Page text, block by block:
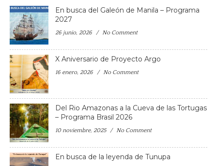
En busca del Galeón de Manila – Programa
2027
26 junio, 2026 No Comment
X Aniversario de Proyecto Argo
16 enero, 2026 No Comment
Del Rio Amazonas a la Cueva de las Tortugas
– Programa Brasil 2026
10 noviembre, 2025 No Comment
En busca de la leyenda de Tunupa